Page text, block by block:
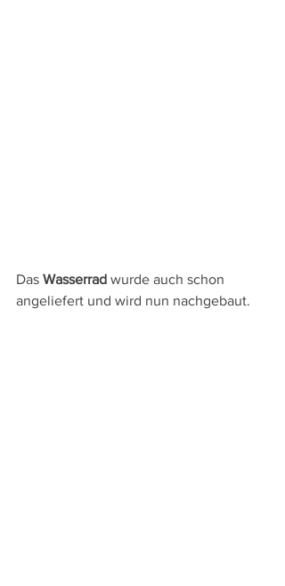
Das Wasserrad wurde auch schon
angeliefert und wird nun nachgebaut.